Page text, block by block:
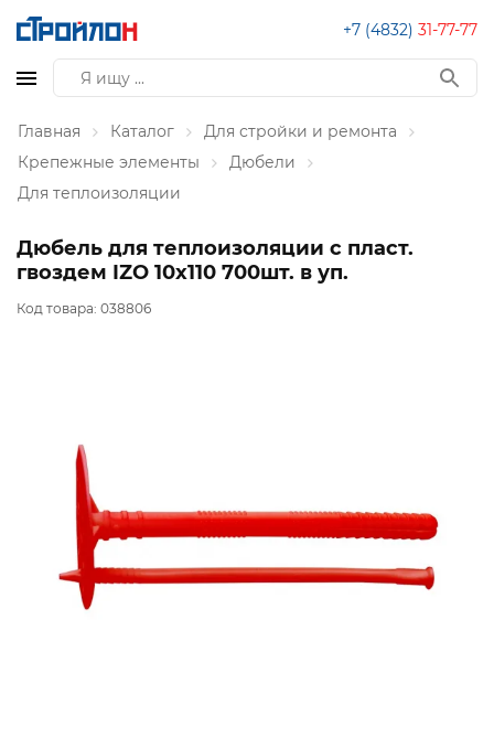
+7 (4832) 31-77-77
Главная Каталог
Для стройки и ремонта
Крепежные элементы
Дюбели
Для теплоизоляции
Дюбель для теплоизоляции с пласт.
гвоздем IZO 10х110 700шт. в уп.
Код товара: 038806